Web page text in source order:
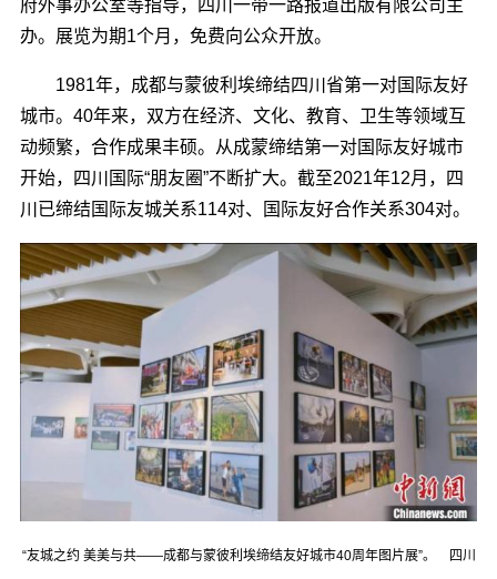
府外事办公室等指导，四川一带一路报道出版有限公司主
办。展览为期1个月，免费向公众开放。
1981年，成都与蒙彼利埃缔结四川省第一对国际友好
城市。40年来，双方在经济、文化、教育、卫生等领域互
动频繁，合作成果丰硕。从成蒙缔结第一对国际友好城市
开始，四川国际“朋友圈”不断扩大。截至2021年12月，四
川已缔结国际友城关系114对、国际友好合作关系304对。
“友城之约 美美与共――成都与蒙彼利埃缔结友好城市40周年图片展”。 四川